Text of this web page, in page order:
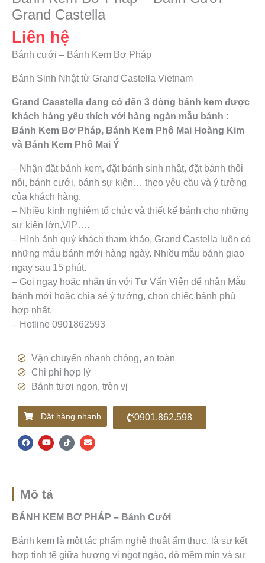
Grand Castella
Liên hệ
Bánh cưới – Bánh Kem Bơ Pháp
Bánh Sinh Nhật từ Grand Castella Vietnam
Grand Casstella đang có đến 3 dòng bánh kem được
khách hàng yêu thích với hàng ngàn mẫu bánh :
Bánh Kem Bơ Pháp, Bánh Kem Phô Mai Hoàng Kim
và Bánh Kem Phô Mai Ý
– Nhận đặt bánh kem, đặt bánh sinh nhật, đặt bánh thôi
nôi, bánh cưới, bánh sự kiện… theo yêu cầu và ý tưởng
của khách hàng.
– Nhiều kinh nghiệm tổ chức và thiết kế bánh cho những
sự kiện lớn,VIP….
– Hình ảnh quý khách tham khảo, Grand Castella luôn có
những mẫu bánh mới hàng ngày. Nhiều mẫu bánh giao
ngay sau 15 phút.
– Gọi ngay hoặc nhắn tin với Tư Vấn Viên để nhận Mẫu
bánh mới hoặc chia sẻ ý tưởng, chọn chiếc bánh phù
hợp nhất.
– Hotline 0901862593
Vận chuyển nhanh chóng, an toàn
Chi phí hợp lý
Bánh tươi ngon, tròn vị
Đặt hàng nhanh 0901.862.598
a
c
o
u
i
k
n
v
Mô tả
BÁNH KEM BƠ PHÁP – Bánh Cưới
Bánh kem là một tác phẩm nghệ thuật ẩm thực, là sự kết
hợp tinh tế giữa hương vị ngọt ngào, độ mềm mịn và sự